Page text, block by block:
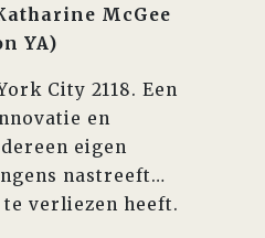
McGee
YA)
City 2118. Een
en
eigen
nastreeft…
verliezen heeft.